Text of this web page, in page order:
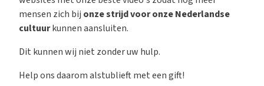
mensen zich bij onze strijd voor onze Nederlandse
cultuurkunnen aansluiten.
Dit kunnen wij niet zonder uw hulp.
Help ons daarom alstublieft met een gift!